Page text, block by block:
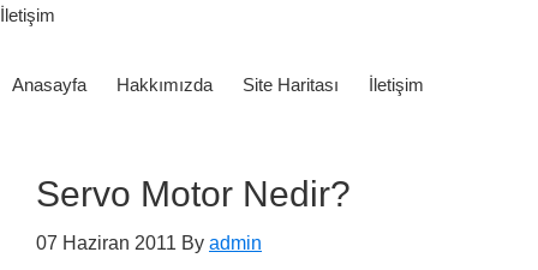
İletişim
Anasayfa Hakkımızda Site Haritası İletişim
Servo Motor Nedir?
07 Haziran 2011 By admin